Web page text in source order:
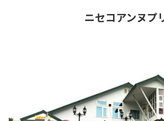
ニセコアンヌプ